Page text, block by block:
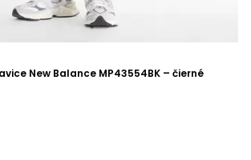
New Balance MP43554BK – čierné